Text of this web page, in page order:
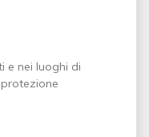
e nei luoghi di